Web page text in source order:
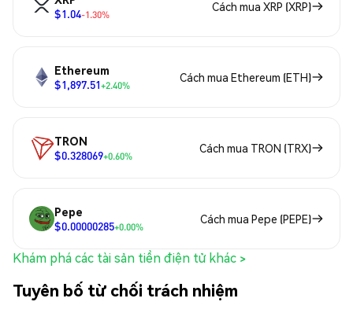
$1.04-1.30%
Cách mua XRP (XRP)
Ethereum
$1,897.51+2.40%
Cách mua Ethereum (ETH)
TRON
$0.328069+0.60%
Cách mua TRON (TRX)
Pepe
$0.00000285+0.00%
Cách mua Pepe (PEPE)
Khám phá các tài sản tiền điện tử khác >
Tuyên bố từ chối trách nhiệm